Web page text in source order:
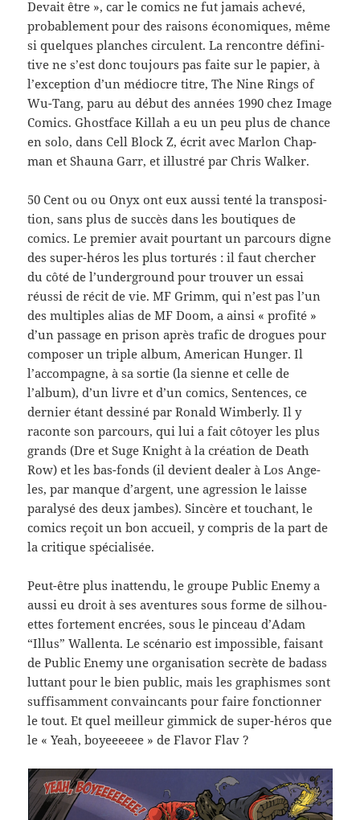
Devait être », car le comics ne fut jamais achevé,
prob­a­ble­ment pour des raisons économiques, même
si quelques planches cir­cu­lent. La ren­con­tre défini­
tive ne s’est donc tou­jours pas faite sur le papier, à
l’exception d’un médiocre titre, The Nine Rings of
Wu-​Tang, paru au début des années 1990 chez Image
Comics. Ghost­face Kil­lah a eu un peu plus de chance
en solo, dans Cell Block Z, écrit avec Mar­lon Chap­
man et Shauna Garr, et illus­tré par Chris Walker.
50 Cent ou ou Onyx ont eux aussi tenté la trans­po­si­
tion, sans plus de suc­cès dans les bou­tiques de
comics. Le pre­mier avait pour­tant un par­cours digne
des super-​héros les plus tor­turés : il faut chercher
du côté de l’underground pour trou­ver un essai
réussi de récit de vie. MF Grimm, qui n’est pas l’un
des mul­ti­ples alias de MF Doom, a ainsi « prof­ité »
d’un pas­sage en prison après trafic de drogues pour
com­poser un triple album, Amer­i­can Hunger. Il
l’accompagne, à sa sor­tie (la sienne et celle de
l’album), d’un livre et d’un comics, Sen­tences, ce
dernier étant dess­iné par Ronald Wim­berly. Il y
raconte son par­cours, qui lui a fait côtoyer les plus
grands (Dre et Suge Knight à la créa­tion de Death
Row) et les bas-​fonds (il devient dealer à Los Ange­
les, par manque d’argent, une agres­sion le laisse
paralysé des deux jambes). Sincère et touchant, le
comics reçoit un bon accueil, y com­pris de la part de
la cri­tique spécialisée.
Peut-​être plus inat­tendu, le groupe Pub­lic Enemy a
aussi eu droit à ses aven­tures sous forme de sil­hou­
ettes forte­ment encrées, sous le pinceau d’Adam
“Illus” Wal­lenta. Le scé­nario est impos­si­ble, faisant
de Pub­lic Enemy une organ­i­sa­tion secrète de badass
lut­tant pour le bien pub­lic, mais les graphismes sont
suff­isam­ment con­va­in­cants pour faire fonc­tion­ner
le tout. Et quel meilleur gim­mick de super-​héros que
le « Yeah, boy­eeeeee » de Fla­vor Flav ?